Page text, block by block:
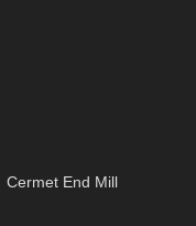
Cermet End Mill